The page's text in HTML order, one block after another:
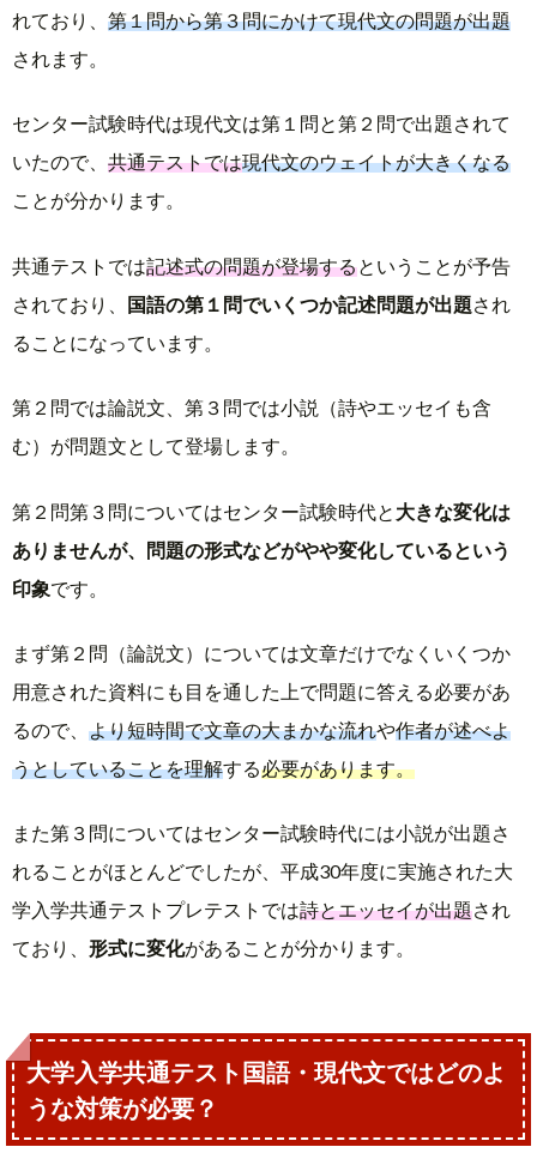
れており、 第１問から第３問にかけて現代文の問題が出題
されます。
センター試験時代は現代文は第１問と第２問で出題されて
いたので、 共通テストでは現代文のウェイトが大きくなる
ことが分かります。
共通テストでは記述式の問題が登場するということが予告
されており、 国語の第１問でいくつか記述問題が出題され
ることになっています。
第２問では論説文、第３問では小説（詩やエッセイも含
む）が問題文として登場します。
第２問第３問についてはセンター試験時代と 大きな変化は
ありませんが、問題の形式などがやや変化しているという
印象です。
まず第２問（論説文）については文章だけでなくいくつか
用意された資料にも目を通した上で問題に答える必要があ
るので、 より短時間で文章の大まかな流れや作者が述べよ
うとしていることを理解する必要があります。
また第３問についてはセンター試験時代には小説が出題さ
れることがほとんどでしたが、平成30年度に実施された大
学入学共通テストプレテストでは詩とエッセイが出題され
ており、 形式に変化があることが分かります。
大学入学共通テスト国語・現代文ではどのよ
うな対策が必要？